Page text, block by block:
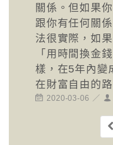
關係。但如果
跟你有任何關
法很實際，如
「用時間換金
樣，在5年內變
在財富自由的路
2020-03-06 ／